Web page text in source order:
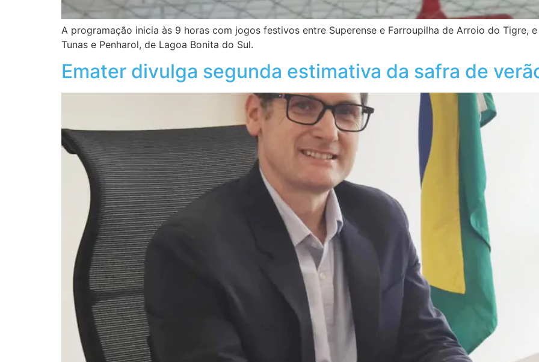
A programação inicia às 9 horas com jogos festivos entre Superense e Farroupilha de Arroio do Tigre,
Tunas e Penharol, de Lagoa Bonita do Sul.
Emater divulga segunda estimativa da safra de